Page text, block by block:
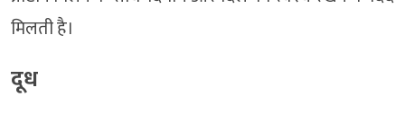
मिलती है।
दूध